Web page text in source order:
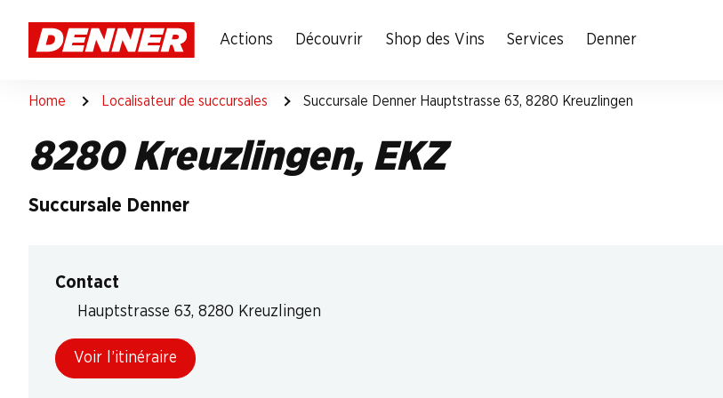
Actions
Découvrir Shop des Vins Services Denner
Home Localisateur de succursales Succursale Denner Hauptstrasse 63, 8280 Kreuzlingen
8280 Kreuzlingen, EKZ
Succursale Denner
Contact
Hauptstrasse 63, 8280 Kreuzlingen
Voir l’itinéraire